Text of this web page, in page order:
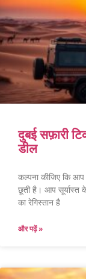
दुबई सफ़ारी
डील
कल्पना कीजिए कि
छूती है। आप सूर्यास्त
का रेगिस्तान है
और पढ़ें »